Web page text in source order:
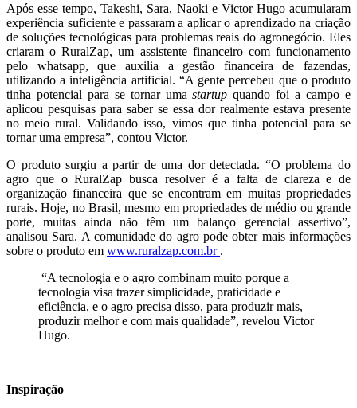
Após esse tempo, Takeshi, Sara, Naoki e Victor Hugo acumularam
experiência suficiente e passaram a aplicar o aprendizado na criação
de soluções tecnológicas para problemas reais do agronegócio. Eles
criaram o RuralZap, um assistente financeiro com funcionamento
pelo whatsapp, que auxilia a gestão financeira de fazendas,
utilizando a inteligência artificial. “A gente percebeu que o produto
tinha potencial para se tornar umastartupquando foi a campo e
aplicou pesquisas para saber se essa dor realmente estava presente
no meio rural. Validando isso, vimos que tinha potencial para se
tornar uma empresa”, contou Victor.
O produto surgiu a partir de uma dor detectada. “O problema do
agro que o RuralZap busca resolver é a falta de clareza e de
organização financeira que se encontram em muitas propriedades
rurais. Hoje, no Brasil, mesmo em propriedades de médio ou grande
porte, muitas ainda não têm um balanço gerencial assertivo”,
analisou Sara. A comunidade do agro pode obter mais informações
sobre o produto em www.ruralzap.com.br .
“A tecnologia e o agro combinam muito porque a
tecnologia visa trazer simplicidade, praticidade e
eficiência, e o agro precisa disso, para produzir mais,
produzir melhor e com mais qualidade”, revelou Victor
Hugo.
Inspiração